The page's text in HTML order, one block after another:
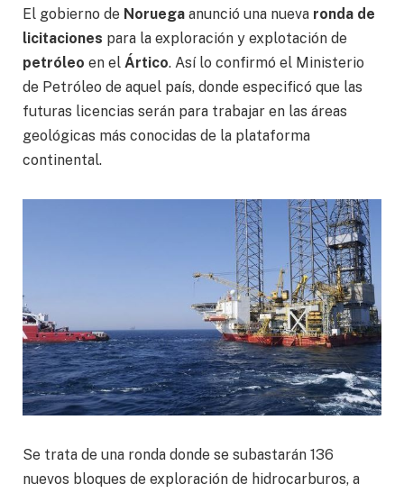
El gobierno de Noruega anunció una nueva ronda de
licitaciones para la exploración y explotación de
petróleo en el Ártico. Así lo confirmó el Ministerio
de Petróleo de aquel país, donde especificó que las
futuras licencias serán para trabajar en las áreas
geológicas más conocidas de la plataforma
continental.
Se trata de una ronda donde se subastarán 136
nuevos bloques de exploración de hidrocarburos, a